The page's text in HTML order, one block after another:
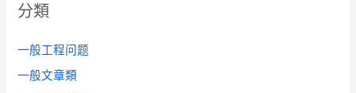
分類
一般工程问题
一般文章類